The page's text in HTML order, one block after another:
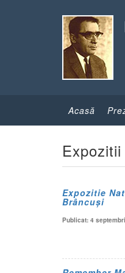
Acasă
Expozitie
Brâncuși
Publicat: 4